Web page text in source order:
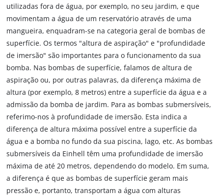
utilizadas fora de água, por exemplo, no seu jardim, e que
movimentam a água de um reservatório através de uma
mangueira, enquadram-se na categoria geral de bombas de
superfície. Os termos "altura de aspiração" e "profundidade
de imersão" são importantes para o funcionamento da sua
bomba. Nas bombas de superfície, falamos de altura de
aspiração ou, por outras palavras, da diferença máxima de
altura (por exemplo, 8 metros) entre a superfície da água e a
admissão da bomba de jardim. Para as bombas submersíveis,
referimo-nos à profundidade de imersão. Esta indica a
diferença de altura máxima possível entre a superfície da
água e a bomba no fundo da sua piscina, lago, etc. As bombas
submersíveis da Einhell têm uma profundidade de imersão
máxima de até 20 metros, dependendo do modelo. Em suma,
a diferença é que as bombas de superfície geram mais
pressão e, portanto, transportam a água com alturas